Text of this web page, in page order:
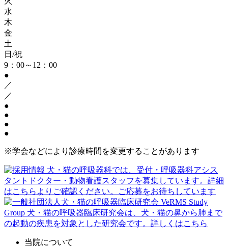
水
木
金
土
日/祝
9：00～12：00
●
／
／
●
●
●
●
※学会などにより診療時間を変更することがあります
当院について